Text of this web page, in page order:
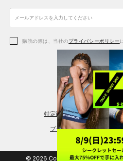
アクセサリー
アクセサリー
シューズ
アクセサリー
レギンス＆タイツ
シューズ
購読の際は、当社のプライバシーポリシー
特定商取引法に基づく通販の
プライバシーポリシー
© 2026 Copyright DOME